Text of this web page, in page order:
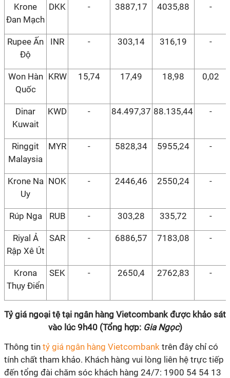
Krone
Đan Mạch
DKK - 3887,17 4035,88 -
Rupee Ấn
Độ
INR - 303,14 316,19 -
Won Hàn
Quốc
KRW 15,74 17,49 18,98 0,02
Dinar
Kuwait
KWD - 84.497,37 88.135,44 -
Ringgit
Malaysia
MYR - 5828,34 5955,24 -
Krone Na
Uy
NOK - 2446,46 2550,24 -
Rúp Nga RUB - 303,28 335,72 -
Riyal Ả
Rập Xê Út
SAR - 6886,57 7183,08 -
Krona
Thụy Điển
SEK - 2650,4 2762,83 -
Tỷ giá ngoại tệ tại ngân hàng Vietcombank được khảo sát
vào lúc 9h40 (Tổng hợp: Gia Ngọc)
Thông tin tỷ giá ngân hàng Vietcombank trên đây chỉ có
tính chất tham khảo. Khách hàng vui lòng liên hệ trực tiếp
đến tổng đài chăm sóc khách hàng 24/7: 1900 54 54 13